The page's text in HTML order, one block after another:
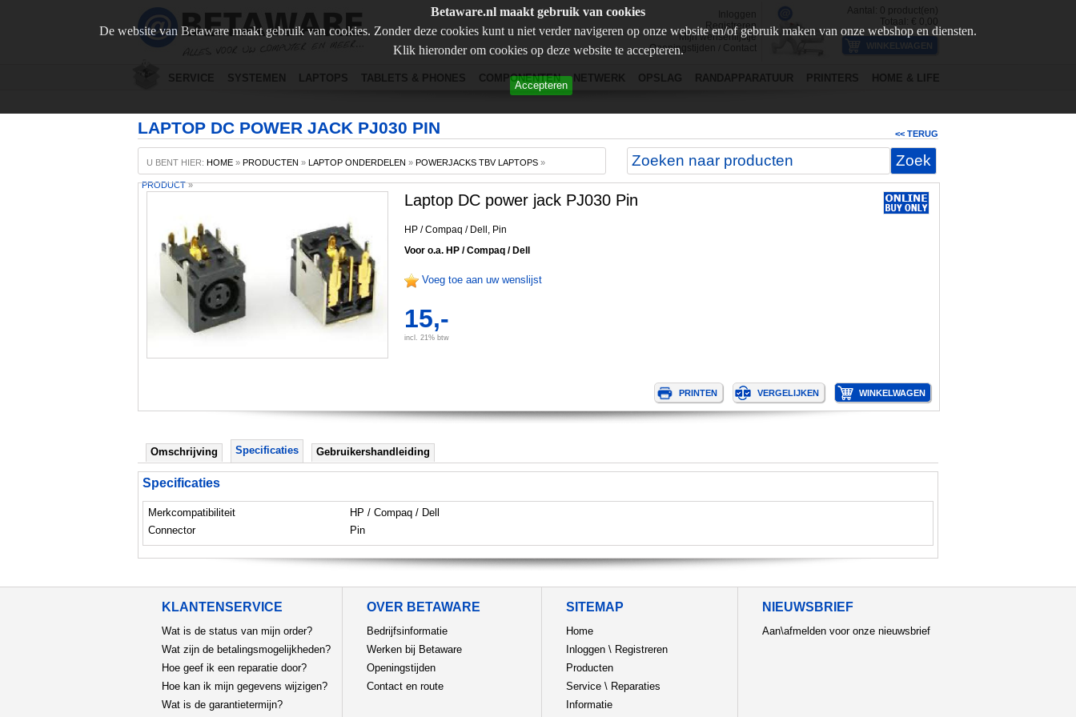
Betaware.nl maakt gebruik van cookies
De website van Betaware maakt gebruik van cookies. Zonder deze cookies kunt u niet verder navigeren op onze website en/of gebruik maken van onze webshop en diensten.
Klik hieronder om cookies op deze website te accepteren.
Accepteren
Inloggen
Registreren
Mijn wensenlijstje
Openingstijden
Contact
Aantal: 0 product(en)
Totaal: €
0,00
SERVICE SYSTEMEN LAPTOPS TABLETS & PHONES COMPONENTEN NETWERK OPSLAG RANDAPPARATUUR PRINTERS HOME & LIFE
LAPTOP DC POWER JACK PJ030 PIN << TERUG
U BENT HIER: HOME » PRODUCTEN » LAPTOP ONDERDELEN » POWERJACKS TBV LAPTOPS »
PRODUCT»
Laptop DC power jack PJ030 Pin
HP / Compaq / Dell, Pin
Voor o.a. HP / Compaq / Dell
Voeg toe aan uw wenslijst
15,-
incl. 21% btw
Omschrijving Specificaties Gebruikershandleiding
Specificaties
Merkcompatibiliteit
HP / Compaq / Dell
Connector
Pin
KLANTENSERVICE
Wat is de status van mijn order?
Wat zijn de betalingsmogelijkheden?
Hoe geef ik een reparatie door?
Hoe kan ik mijn gegevens wijzigen?
Wat is de garantietermijn?
OVER BETAWARE
Bedrijfsinformatie
Werken bij Betaware
Openingstijden
Contact en route
SITEMAP
Home
Inloggen \ Registreren
Producten
Service \ Reparaties
Informatie
NIEUWSBRIEF
Aan\afmelden voor onze nieuwsbrief